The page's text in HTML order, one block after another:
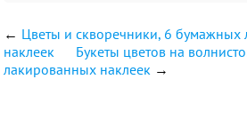
← Цветы и скворечники, 6 бумажных
наклеек
Букеты цветов на
лакированных наклеек →